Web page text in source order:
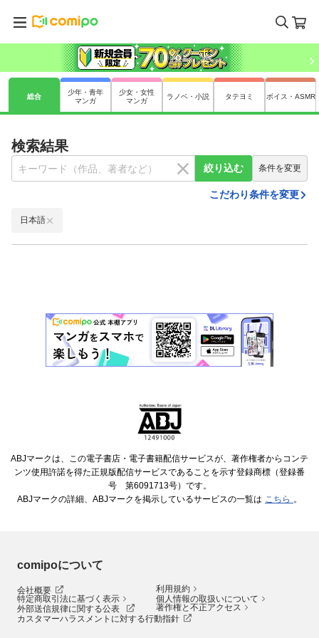
総合
少年・青年
マンガ
少女・女性
マンガ
ラノベ・小説 タテヨミ ボイス・ASMR
検索結果
絞り込む 条件を変更
こだわり条件を変更
日本語
ABJマークは、この電子書店・電子書籍配信サービスが、著作権者からコンテ
ンツ使用許諾を得た正規版配信サービスであることを示す登録商標（登録番
号 第6091713号）です。
ABJマークの詳細、ABJマークを掲示しているサービスの一覧は こちら 。
comipoについて
会社概要
利用規約
特定商取引法に基づく表示
個人情報の取扱いについて
外部送信規律に関する公表
著作権と不正アクセス
カスタマーハラスメントに対する行動指針